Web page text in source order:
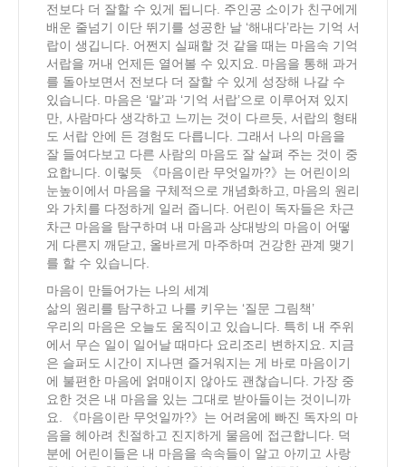
전보다 더 잘할 수 있게 됩니다. 주인공 소이가 친구에게
배운 줄넘기 이단 뛰기를 성공한 날 ‘해내다’라는 기억 서
랍이 생깁니다. 어쩐지 실패할 것 같을 때는 마음속 기억
서랍을 꺼내 언제든 열어볼 수 있지요. 마음을 통해 과거
를 돌아보면서 전보다 더 잘할 수 있게 성장해 나갈 수
있습니다. 마음은 ‘말’과 ‘기억 서랍’으로 이루어져 있지
만, 사람마다 생각하고 느끼는 것이 다르듯, 서랍의 형태
도 서랍 안에 든 경험도 다릅니다. 그래서 나의 마음을
잘 들여다보고 다른 사람의 마음도 잘 살펴 주는 것이 중
요합니다. 이렇듯 《마음이란 무엇일까?》는 어린이의
눈높이에서 마음을 구체적으로 개념화하고, 마음의 원리
와 가치를 다정하게 일러 줍니다. 어린이 독자들은 차근
차근 마음을 탐구하며 내 마음과 상대방의 마음이 어떻
게 다른지 깨닫고, 올바르게 마주하며 건강한 관계 맺기
를 할 수 있습니다.
마음이 만들어가는 나의 세계
삶의 원리를 탐구하고 나를 키우는 ‘질문 그림책’
우리의 마음은 오늘도 움직이고 있습니다. 특히 내 주위
에서 무슨 일이 일어날 때마다 요리조리 변하지요. 지금
은 슬퍼도 시간이 지나면 즐거워지는 게 바로 마음이기
에 불편한 마음에 얽매이지 않아도 괜찮습니다. 가장 중
요한 것은 내 마음을 있는 그대로 받아들이는 것이니까
요. 《마음이란 무엇일까?》는 어려움에 빠진 독자의 마
음을 헤아려 친절하고 진지하게 물음에 접근합니다. 덕
분에 어린이들은 내 마음을 속속들이 알고 아끼고 사랑